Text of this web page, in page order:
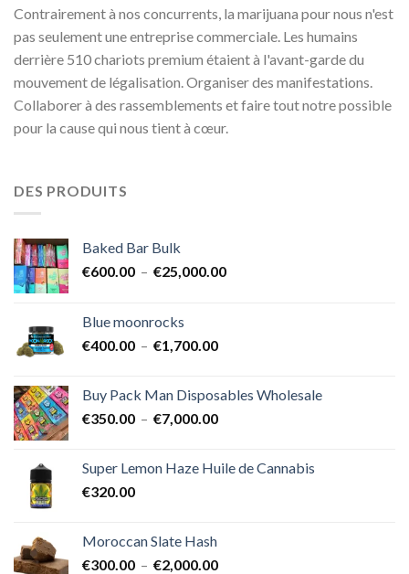
Contrairement à nos concurrents, la marijuana pour nous n'est
pas seulement une entreprise commerciale. Les humains
derrière 510 chariots premium étaient à l'avant-garde du
mouvement de légalisation. Organiser des manifestations.
Collaborer à des rassemblements et faire tout notre possible
pour la cause qui nous tient à cœur.
DES PRODUITS
Baked Bar Bulk
€600.00 – €25,000.00Plage
Blue moonrocks
€400.00 – €1,700.00Plage
€400.00
à
Buy Pack Man Disposables Wholesale
€350.00 – €7,000.00Plage
€350.00
Super Lemon Haze Huile de Cannabis
€320.00
Moroccan Slate Hash
€300.00 – €2,000.00Plage